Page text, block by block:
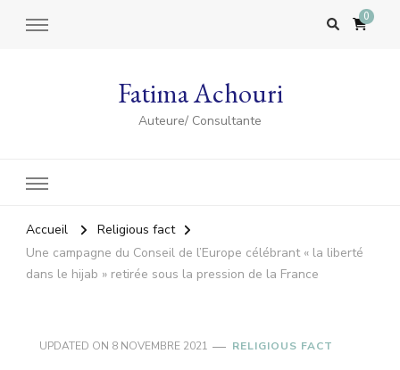
0
Fatima Achouri
Auteure/ Consultante
Accueil
Religious fact
Une campagne du Conseil de l’Europe célébrant « la liberté
dans le hijab » retirée sous la pression de la France
UPDATED ON 8 NOVEMBRE 2021 RELIGIOUS FACT